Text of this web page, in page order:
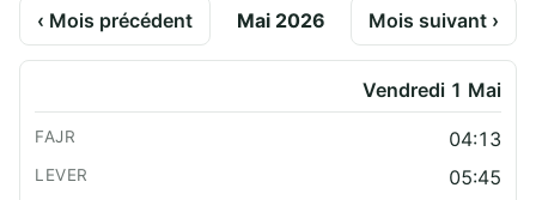
‹ Mois précédent Mai 2026 Mois suivant ›
Vendredi 1 Mai
04:13
05:45